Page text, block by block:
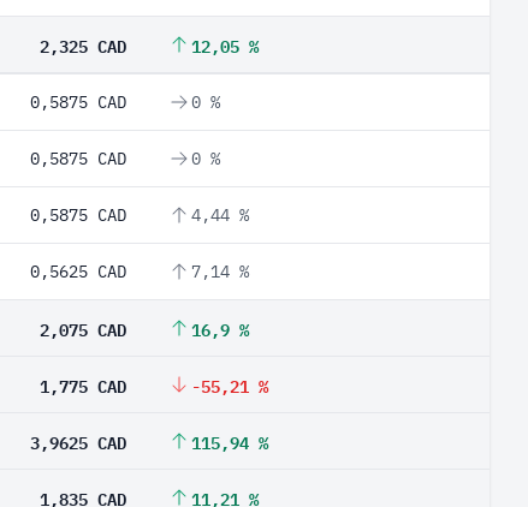
2,325 CAD 12,05 %
0,5875 CAD 0 %
0,5875 CAD 0 %
0,5875 CAD 4,44 %
0,5625 CAD 7,14 %
2,075 CAD 16,9 %
1,775 CAD -55,21 %
3,9625 CAD 115,94 %
1,835 CAD 11,21 %